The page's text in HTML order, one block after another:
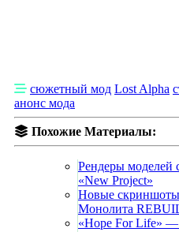
сюжетный мод Lost Alpha
анонс мода
Похожие Материалы:
Рендеры моделей
«New Project»
Новые
Монолита
«Hope For Life» —